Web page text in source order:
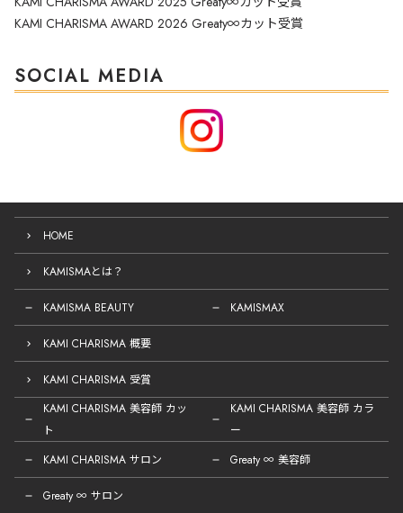
KAMI CHARISMA AWARD 2026 Greaty∞カット受賞
SOCIAL MEDIA
HOME
KAMISMAとは？
KAMISMA BEAUTY KAMISMAX
KAMI CHARISMA 概要
KAMI CHARISMA 受賞
KAMI CHARISMA 美容師 カッ
ト
KAMI CHARISMA 美容師 カラ
ー
KAMI CHARISMA サロン
Greaty ∞ 美容師
Greaty ∞ サロン